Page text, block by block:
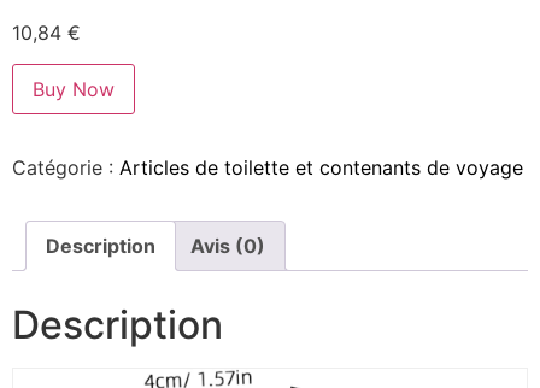
10,84 €
Buy Now
Catégorie : Articles de toilette et contenants de voyage
Description Avis (0)
Description